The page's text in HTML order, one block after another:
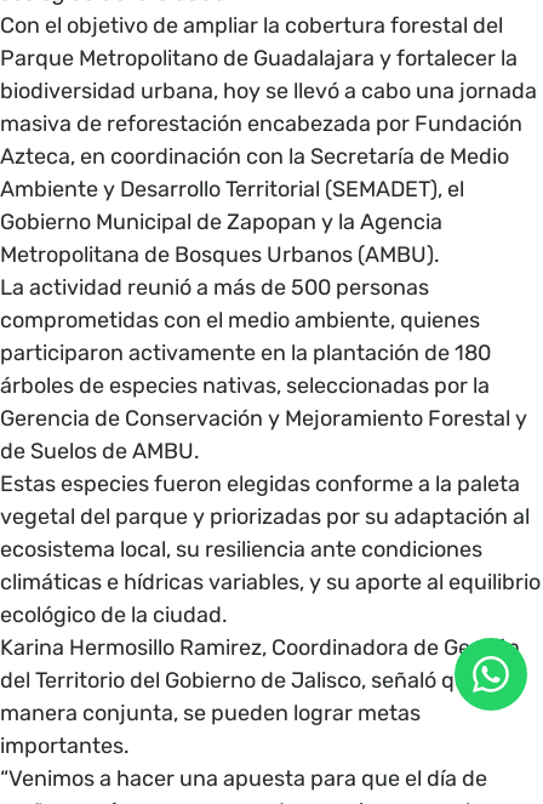
Con el objetivo de ampliar la cobertura forestal del
Parque Metropolitano de Guadalajara y fortalecer la
biodiversidad urbana, hoy se llevó a cabo una jornada
masiva de reforestación encabezada por Fundación
Azteca, en coordinación con la Secretaría de Medio
Ambiente y Desarrollo Territorial (SEMADET), el
Gobierno Municipal de Zapopan y la Agencia
Metropolitana de Bosques Urbanos (AMBU).
La actividad reunió a más de 500 personas
comprometidas con el medio ambiente, quienes
participaron activamente en la plantación de 180
árboles de especies nativas, seleccionadas por la
Gerencia de Conservación y Mejoramiento Forestal y
de Suelos de AMBU.
Estas especies fueron elegidas conforme a la paleta
vegetal del parque y priorizadas por su adaptación al
ecosistema local, su resiliencia ante condiciones
climáticas e hídricas variables, y su aporte al equilibrio
ecológico de la ciudad.
Karina Hermosillo Ramirez, Coordinadora de Gestión
del Territorio del Gobierno de Jalisco, señaló que, de
manera conjunta, se pueden lograr metas
importantes.
“Venimos a hacer una apuesta para que el día de